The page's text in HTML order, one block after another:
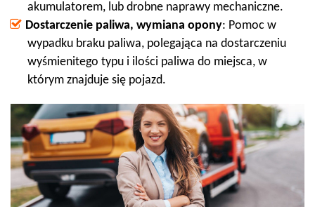
akumulatorem, lub drobne naprawy mechaniczne.
Dostarczenie paliwa, wymiana opony: Pomoc w
wypadku braku paliwa, polegająca na dostarczeniu
wyśmienitego typu i ilości paliwa do miejsca, w
którym znajduje się pojazd.